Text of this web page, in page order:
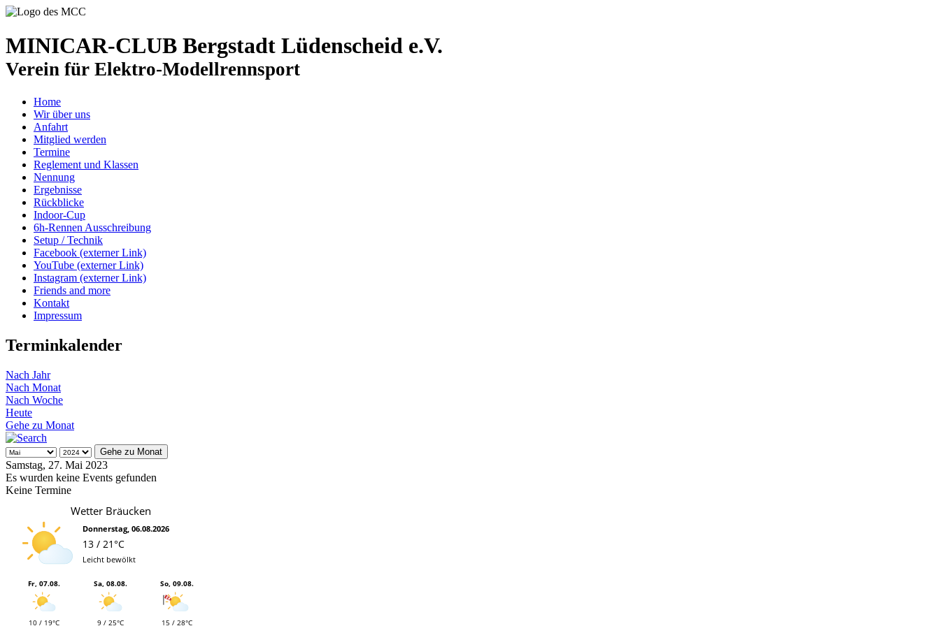
MINICAR-CLUB Bergstadt Lüdenscheid e.V.
Verein für Elektro-Modellrennsport
Home
Wir über uns
Anfahrt
Mitglied werden
Termine
Reglement und Klassen
Nennung
Ergebnisse
Rückblicke
Indoor-Cup
6h-Rennen Ausschreibung
Setup / Technik
Facebook (externer Link)
YouTube (externer Link)
Instagram (externer Link)
Friends and more
Kontakt
Impressum
Terminkalender
Nach Jahr
Nach Monat
Nach Woche
Heute
Gehe zu Monat
Gehe zu Monat
Samstag, 27. Mai 2023
Es wurden keine Events gefunden
Keine Termine
Wetter Bräucken
Donnerstag, 06.08.2026
13 / 21°C
Leicht bewölkt
Fr, 07.08.
10 / 19°C
Sa, 08.08.
9 / 25°C
So, 09.08.
15 / 28°C